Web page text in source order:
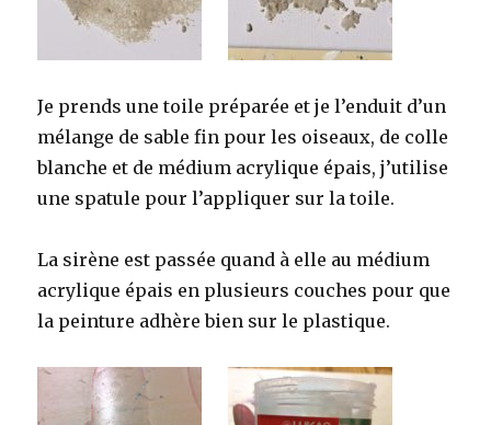
Je prends une toile préparée et je l’enduit d’un
mélange de sable fin pour les oiseaux, de colle
blanche et de médium acrylique épais, j’utilise
une spatule pour l’appliquer sur la toile.
La sirène est passée quand à elle au médium
acrylique épais en plusieurs couches pour que
la peinture adhère bien sur le plastique.